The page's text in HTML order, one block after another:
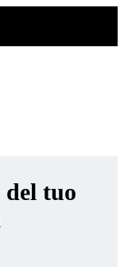
del tuo